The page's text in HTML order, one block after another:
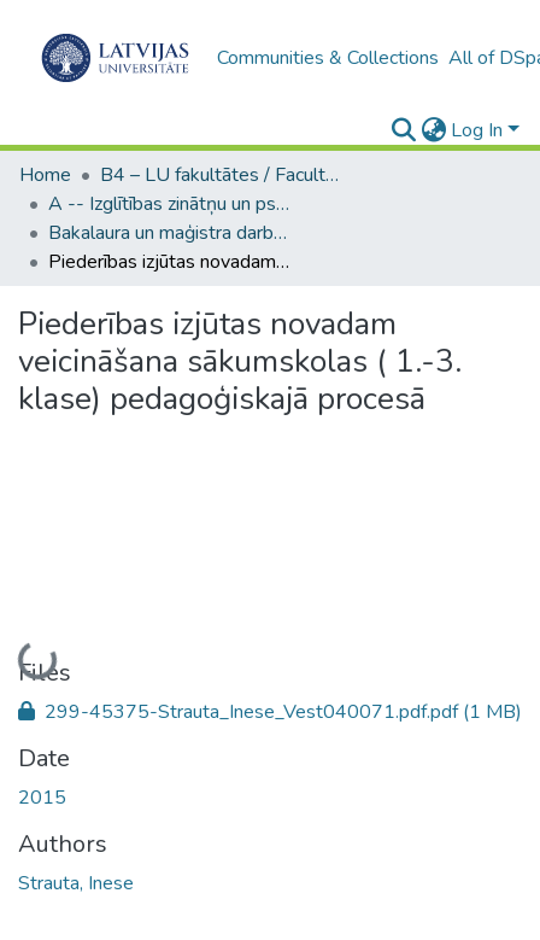
Communities & Collections All of
Log In
Home
B4 – LU fakultātes / Faculties of the UL
A -- Izglītības zinātņu un psiholoģijas fakultāte / Faculty of Education Sciences and Psychology
Bakalaura un maģistra darbi (PPMF) / Bachelor's and Master's theses
Piederības izjūtas novadam veicināšana sākumskolas ( 1.-3. klase) pedagoģiskajā procesā
Piederības izjūtas novadam
veicināšana sākumskolas ( 1.-3.
klase) pedagoģiskajā procesā
Loading...
Files
299-45375-Strauta_Inese_Vest040071.pdf.pdf(1 MB)
Date
2015
Authors
Strauta, Inese